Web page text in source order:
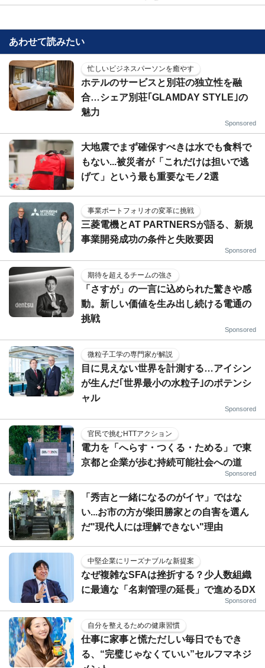
あわせて読みたい
忙しいビジネスパーソンを癒やす
ホテルのサービスと別荘の独立性を融
合…シェア別荘｢GLAMDAY STYLE｣の
魅力
Sponsored
大地震でまず確保すべきは水でも食料で
もない...被災者が「これだけは担いで逃
げて」という最も重要なモノ2選
事業ポートフォリオの変革に挑戦
三菱電機とAT PARTNERSが語る、新規
事業開発成功の条件と失敗要因
Sponsored
期待を超えるチームの強さ
「さすが」の一言に込められた驚きや感
動。新しい価値を生み出し続ける電通の
挑戦
Sponsored
微粒子工学の専門家が解説
目に見えない世界を計測する…アイシン
が生んだ｢世界最小の水粒子｣のポテンシ
ャル
Sponsored
官民で挑むHTTアクション
電力を「へらす・つくる・ためる」で東
京都と企業が歩む持続可能社会への道
Sponsored
「秀吉と一緒になるのがイヤ」ではな
い...お市の方が柴田勝家との自害を選ん
だ"現代人には理解できない"理由
中堅企業にリーズナブルな新提案
なぜ複雑なSFAは挫折する？少人数組織
に最適な「名刺管理の延長」で進めるDX
Sponsored
自分を整えるための健康習慣
仕事に家事と慌ただしい毎日でもでき
る、“完璧じゃなくていい”セルフマネジ